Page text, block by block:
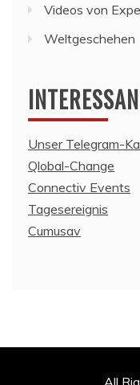
Videos von
Weltgeschehen
Unser Telegram-
Qlobal-Change
Connectiv Events
Tagesereignis
Cumusav
All